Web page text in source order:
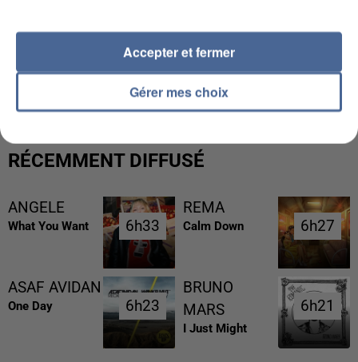
L’UN DES FONDATEURS SUPPOSÉS DE LA DZ
MAFIA INTERPELLÉ EN ALGÉRIE
RÉCEMMENT DIFFUSÉ
ANGELE
What You Want 6h33
6h33
REMA
Calm Down 6h27
6h27
ASAF AVIDAN
One Day 6h23
6h23
BRUNO
MARS
I Just Might
6h21
6h21
Gérer mes choix
Accepter et fermer